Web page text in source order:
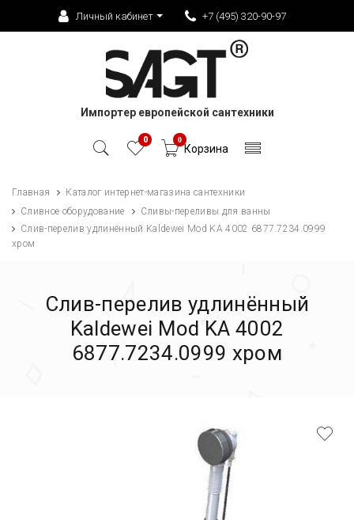
Личный кабинет +7 (495) 320-90-97
Импортер европейской сантехники
0 0
Корзина
Главная
Каталог интернет-магазина сантехники
Сливное оборудование
Сливы-переливы для ванны
Слив-перелив удлинённый Kaldewei Mod KA 4002 6877.7234.0999
хром
Слив-перелив удлинённый
Kaldewei Mod KA 4002
6877.7234.0999 хром